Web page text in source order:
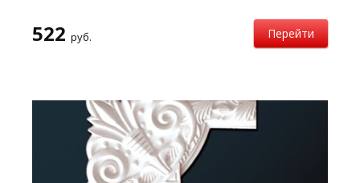
522 руб. Перейти